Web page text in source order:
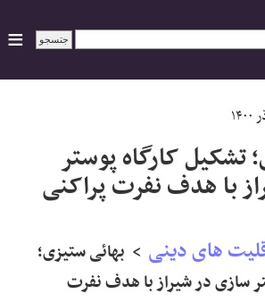
تشکیل کارگاه پوستر
با هدف نفرت پراکنی
های دینی > بهائی ستیزی؛
سازی در شیراز با هدف نفرت